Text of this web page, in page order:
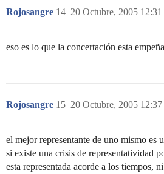
Rojosangre 20 Octubre, 2005 12:31
14
eso es lo que la concertación esta
Rojosangre 20 Octubre, 2005 12:37
15
el mejor representante de uno mismo es
si existe una crisis de representatividad
esta representada acorde a los tiempos,